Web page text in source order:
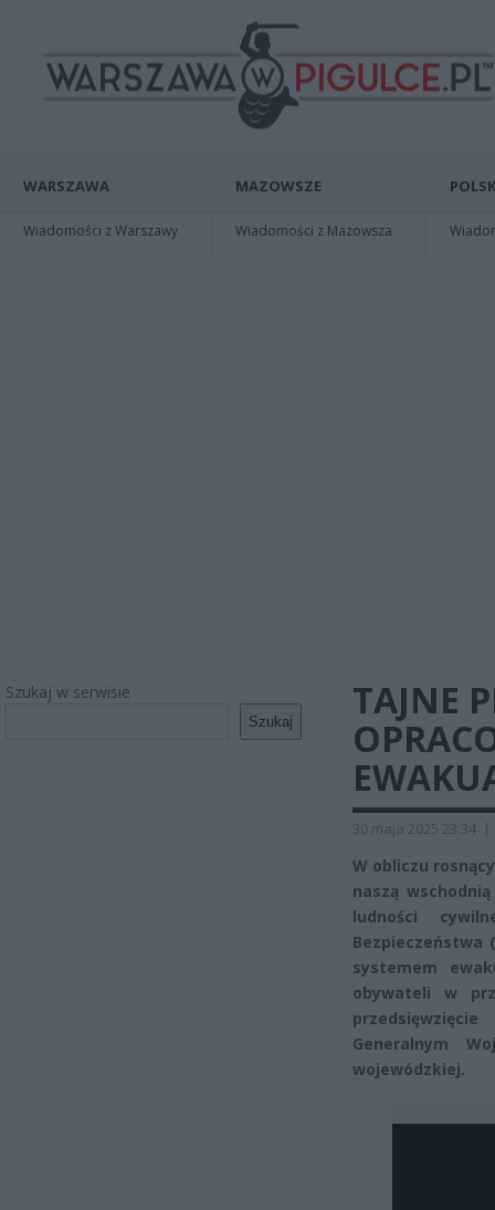
WARSZAWA
Wiadomości z Warszawy
MAZOWSZE
Wiadomości z Mazowsza
Szukaj w serwisie
Szukaj
TAJNE
30 maja 2025 23:34 |
W obliczu
naszą
ludności
Bezpieczeństwa
systemem
obywateli w
Generalnym
wojewódzkiej.